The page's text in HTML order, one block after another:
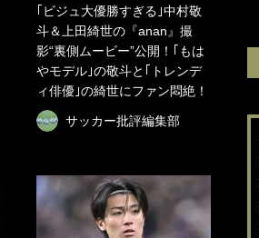
｢ビジュ大優勝すぎる｣中村敬
斗＆上田綺世の『anan』撮
影“裏側ムービー”公開！｢もは
やモデル｣の敬斗と｢トレンデ
ィ俳優｣の綺世にファン悶絶！
サッカー批評編集部